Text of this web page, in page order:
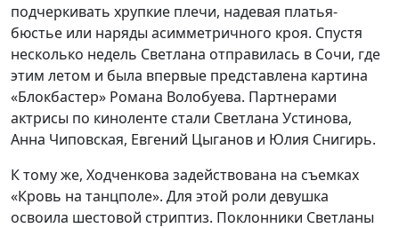
подчеркивать хрупкие плечи, надевая платья-
бюстье или наряды асимметричного кроя. Спустя
несколько недель Светлана отправилась в Сочи, где
этим летом и была впервые представлена картина
«Блокбастер» Романа Волобуева. Партнерами
актрисы по киноленте стали Светлана Устинова,
Анна Чиповская, Евгений Цыганов и Юлия Снигирь.
К тому же, Ходченкова задействована на съемках
«Кровь на танцполе». Для этой роли девушка
освоила шестовой стриптиз. Поклонники Светланы